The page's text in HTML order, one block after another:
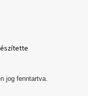
jog fenntartva.